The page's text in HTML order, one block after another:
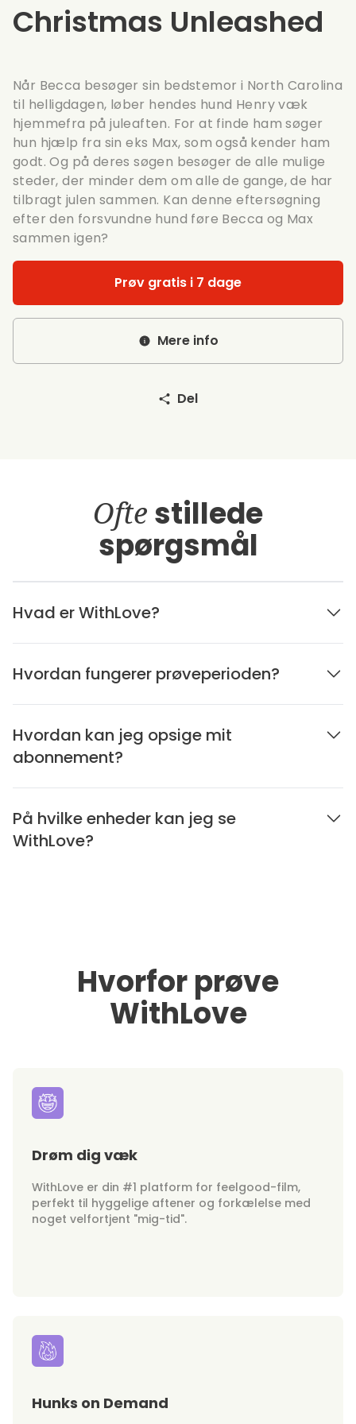
Christmas Unleashed
Når Becca besøger sin bedstemor i North Carolina
til helligdagen, løber hendes hund Henry væk
hjemmefra på juleaften. For at finde ham søger
hun hjælp fra sin eks Max, som også kender ham
godt. Og på deres søgen besøger de alle mulige
steder, der minder dem om alle de gange, de har
tilbragt julen sammen. Kan denne eftersøgning
efter den forsvundne hund føre Becca og Max
sammen igen?
Prøv gratis i 7 dage
Mere info
Del
Ofte stillede
spørgsmål
Hvad er WithLove?
Hvordan fungerer prøveperioden?
Hvordan kan jeg opsige mit
abonnement?
På hvilke enheder kan jeg se
WithLove?
Hvorfor prøve
WithLove
Drøm dig væk
WithLove er din #1 platform for feelgood-film,
perfekt til hyggelige aftener og forkælelse med
noget velfortjent "mig-tid".
Hunks on Demand